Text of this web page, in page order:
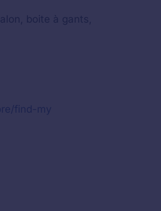
boite à gants,
find-my